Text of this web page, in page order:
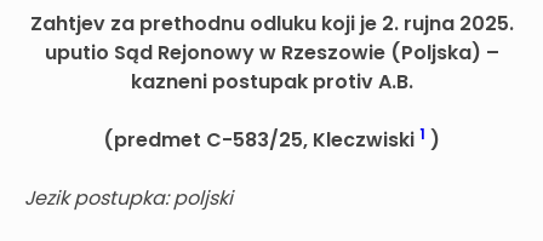
Zahtjev za prethodnu odluku koji je 2. rujna 2025.
uputio Sąd Rejonowy w Rzeszowie (Poljska) –
kazneni postupak protiv A.B.
(predmet C-583/25, Kleczwiski 1 )
Jezik postupka: poljski